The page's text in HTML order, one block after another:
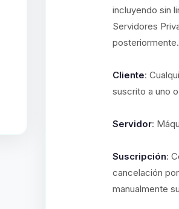
incluyendo sin
Servidores
posteriormente.
Cliente:
suscrito a uno
Servidor:
Suscripción:
cancelación
manualmente